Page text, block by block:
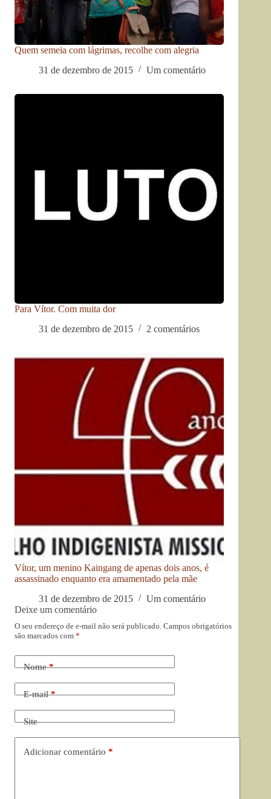
Quem semeia com lágrimas, recolhe com alegria
31 de dezembro de 2015
Um comentário
Para Vítor. Com muita dor
31 de dezembro de 2015
2 comentários
Vítor, um menino Kaingang de apenas dois anos, é
assassinado enquanto era amamentado pela mãe
31 de dezembro de 2015
Um comentário
Deixe um comentário
O seu endereço de e-mail não será publicado. Campos obrigatórios
são marcados com *
Nome*
E-mail*
Site
Adicionar comentário *